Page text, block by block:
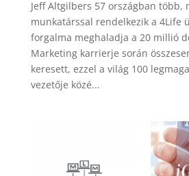
Jeff Altgilbers 57 országban több,
munkatárssal rendelkezik a 4Life
forgalma meghaladja a 20 millió
Marketing karrierje során
keresett, ezzel a világ 100
vezetője közé...